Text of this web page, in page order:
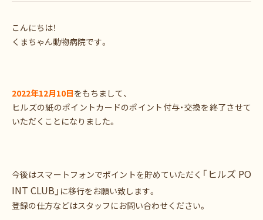
こんにちは！
くまちゃん動物病院です。
2022年12月10日をもちまして、
ヒルズの紙のポイントカードのポイント付与・交換を終了させて
いただくことになりました。
今後はスマートフォンでポイントを貯めていただく 「ヒルズ PO
INT CLUB」 に移行をお願い致します。
登録の仕方などはスタッフにお問い合わせください。